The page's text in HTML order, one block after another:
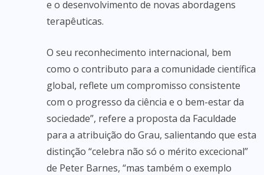
e o desenvolvimento de novas abordagens
terapêuticas.
O seu reconhecimento internacional, bem
como o contributo para a comunidade científica
global, reflete um compromisso consistente
com o progresso da ciência e o bem-estar da
sociedade”, refere a proposta da Faculdade
para a atribuição do Grau, salientando que esta
distinção “celebra não só o mérito excecional”
de Peter Barnes, “mas também o exemplo